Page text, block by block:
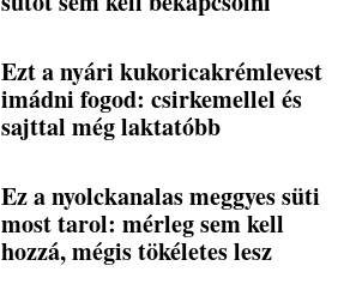
Ezt a nyári kukoricakrémlevest
imádni fogod: csirkemellel és
sajttal még laktatóbb
Ez a nyolckanalas meggyes süti
most tarol: mérleg sem kell
hozzá, mégis tökéletes lesz